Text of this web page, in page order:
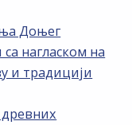
Доњег
нагласком на
и традицији
древних